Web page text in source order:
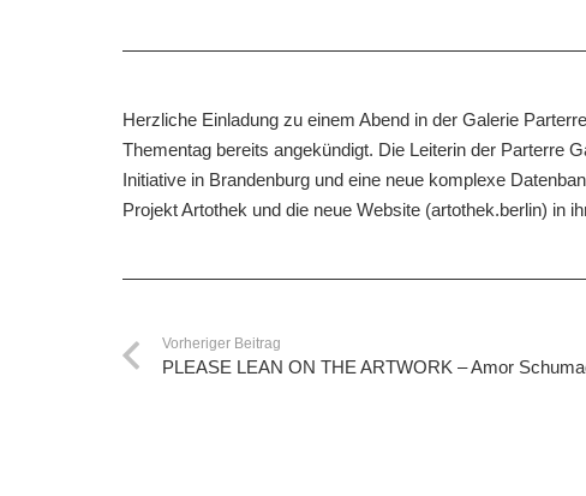
Herzliche Einladung zu einem Abend in der Galerie
Thementag bereits angekündigt. Die Leiterin der Parterre
Initiative in Brandenburg und eine neue komplexe
Projekt Artothek und die neue Website (artothek.berlin) in
Vorheriger Beitrag
PLEASE LEAN ON THE ARTWORK – Amor